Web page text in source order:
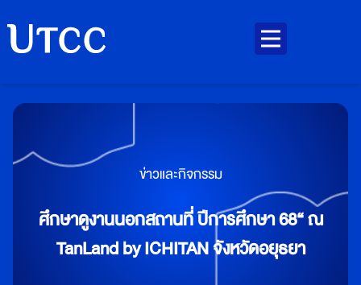
ข่าวและกิจกรรม
ศึกษาดูงานนอกสถานที่ ปีการศึกษา 68“ ณ
TanLand by ICHITAN จังหวัดอยุธยา